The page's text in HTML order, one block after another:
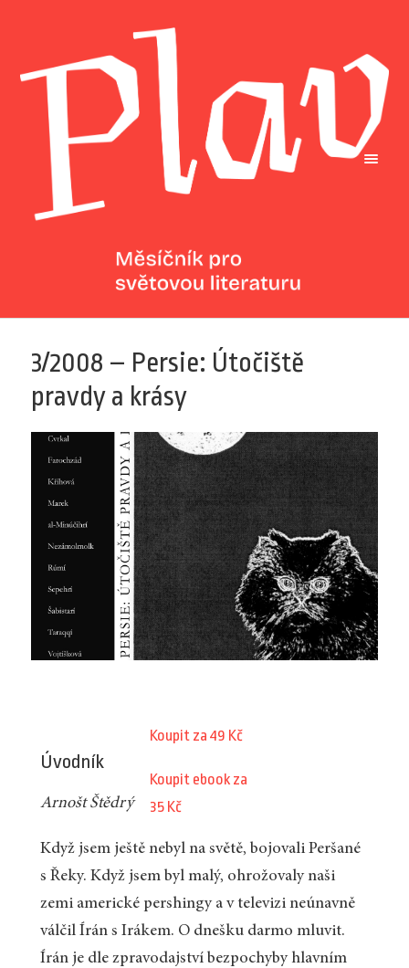
3/2008 – Persie: Útočiště
pravdy a krásy
Koupit za 49 Kč
Koupit ebook za
35 Kč
Úvodník
Arnošt Štědrý
Když jsem ještě nebyl na světě, bojovali Peršané
s Řeky. Když jsem byl malý, ohrožovaly naši
zemi americké pershingy a v televizi neúnavně
válčil Írán s Irákem. O dnešku darmo mluvit.
Írán je dle zpravodajství bezpochyby hlavním